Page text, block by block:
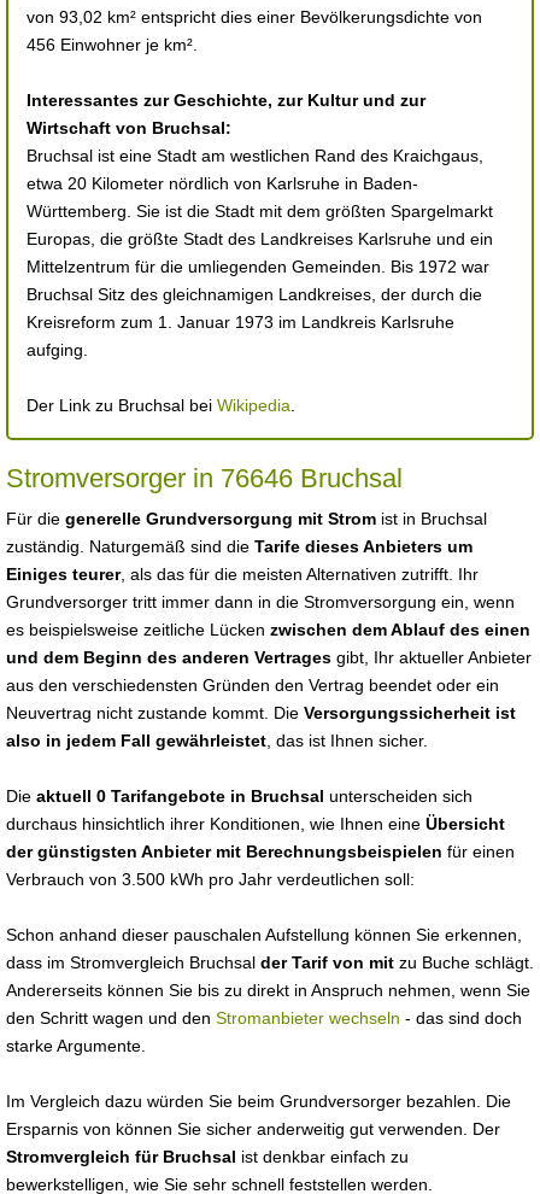
von 93,02 km² entspricht dies einer Bevölkerungsdichte von
456 Einwohner je km².
Interessantes zur Geschichte, zur Kultur und zur
Wirtschaft von Bruchsal:
Bruchsal ist eine Stadt am westlichen Rand des Kraichgaus,
etwa 20 Kilometer nördlich von Karlsruhe in Baden-
Württemberg. Sie ist die Stadt mit dem größten Spargelmarkt
Europas, die größte Stadt des Landkreises Karlsruhe und ein
Mittelzentrum für die umliegenden Gemeinden. Bis 1972 war
Bruchsal Sitz des gleichnamigen Landkreises, der durch die
Kreisreform zum 1. Januar 1973 im Landkreis Karlsruhe
aufging.
Der Link zu Bruchsal bei Wikipedia
Stromversorger in 76646 Bruchsal
Für die generelle Grundversorgung mit Strom ist in Bruchsal
zuständig. Naturgemäß sind die Tarife dieses Anbieters um
Einiges teurer, als das für die meisten Alternativen zutrifft. Ihr
Grundversorger tritt immer dann in die Stromversorgung ein, wenn
es beispielsweise zeitliche Lücken zwischen dem Ablauf des einen
und dem Beginn des anderen Vertrages gibt, Ihr aktueller Anbieter
aus den verschiedensten Gründen den Vertrag beendet oder ein
Neuvertrag nicht zustande kommt. Die Versorgungssicherheit ist
also in jedem Fall gewährleistet , das ist Ihnen sicher.
Die aktuell 0 Tarifangebote in Bruchsal unterscheiden sich
durchaus hinsichtlich ihrer Konditionen, wie Ihnen eine Übersicht
der günstigsten Anbieter mit Berechnungsbeispielen für einen
Verbrauch von 3.500 kWh pro Jahr verdeutlichen soll:
Schon anhand dieser pauschalen Aufstellung können Sie erkennen,
dass im Stromvergleich Bruchsal der Tarif von mit zu Buche schlägt.
Andererseits können Sie bis zu direkt in Anspruch nehmen, wenn Sie
den Schritt wagen und den Stromanbieter wechseln - das sind doch
starke Argumente.
Im Vergleich dazu würden Sie beim Grundversorger bezahlen. Die
Ersparnis von können Sie sicher anderweitig gut verwenden. Der
Stromvergleich für Bruchsal ist denkbar einfach zu
bewerkstelligen, wie Sie sehr schnell feststellen werden.